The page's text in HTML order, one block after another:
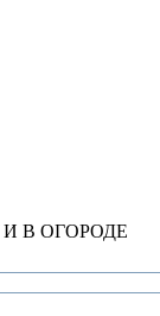
В ОГОРОДЕ